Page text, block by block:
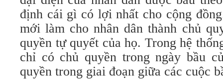
định cái gì có lợi nhất cho cộng
mới làm cho nhân dân thành chủ
quyền tự quyết của họ. Trong hệ
chỉ có chủ quyền trong ngày bầu
quyền trong giai đoạn giữa các cuộc